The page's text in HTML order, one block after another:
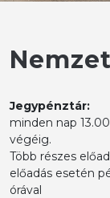
Jegypénztár:
minden nap
végéig.
Több részes
előadás esetén
órával